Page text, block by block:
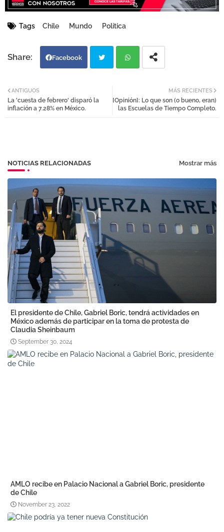
Tags Chile Mundo Política
Facebook
tter atsa
MÁS RECIENTES
[Opinión]: Lo que son (o bueno, eran)
las Escuelas de Tiempo Completo.
ANTIGUOS
La 'cuesta de febrero' disparó la
inflación a 7.28% en México.
NOTICIAS RELACIONADAS Mostrar más
El presidente de Chile, Gabriel Boric, tendrá actividades en
México además de participar en la toma de protesta de
Claudia Sheinbaum
September 30, 2024
AMLO recibe en Palacio Nacional a Gabriel Boric, presidente
de Chile
November 23, 2022